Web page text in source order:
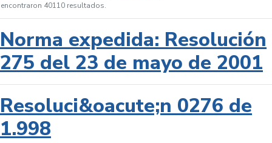
encontraron 40110 resultados.
Norma expedida: Resolución
275 del 23 de mayo de 2001
Resoluci&oacute;n 0276 de
1.998